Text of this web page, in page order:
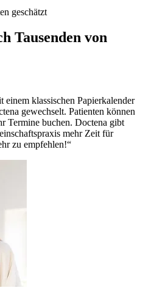
geschätzt
Tausenden von
einem klassischen Papierkalender
gewechselt. Patienten können
Termine buchen. Doctena gibt
mehr Zeit für
zu empfehlen!“